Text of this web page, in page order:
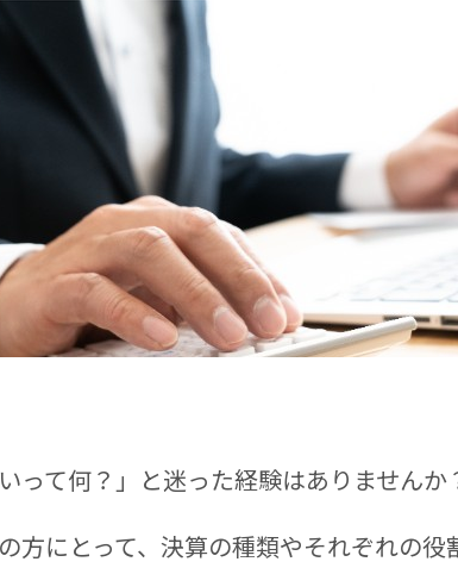
って何？」と迷った経験はありませんか
方にとって、決算の種類やそれぞれの